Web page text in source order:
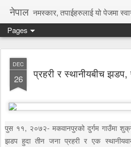
नेपाल नमस्कार, तपाईहरुलाई यो पेजमा स्वागत छ। सकेसम्म नया तथा
Pages
DEC
26 प्रहरी र स्थानीयबीच
पुस ११, २०७२- मकवानपुरको दुर्गम गाउँमा
झडप हुदा तीन जना प्रहरी र एक